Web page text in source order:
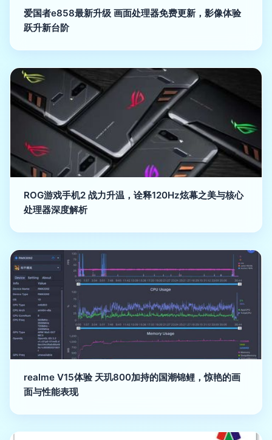
爱国者e858最新升级 画面处理器免费更新，影像体验
跃升新台阶
ROG游戏手机2 战力升温，诠释120Hz炫幕之美与核心
处理器深度解析
realme V15体验 天玑800加持的国潮锦鲤，惊艳的画
面与性能表现